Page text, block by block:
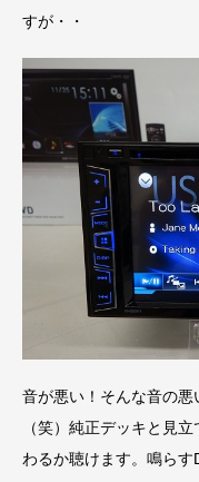
すが・・
音が悪い！そんな音の
（笑）純正デッキと見
わるか聴けます。鳴ら